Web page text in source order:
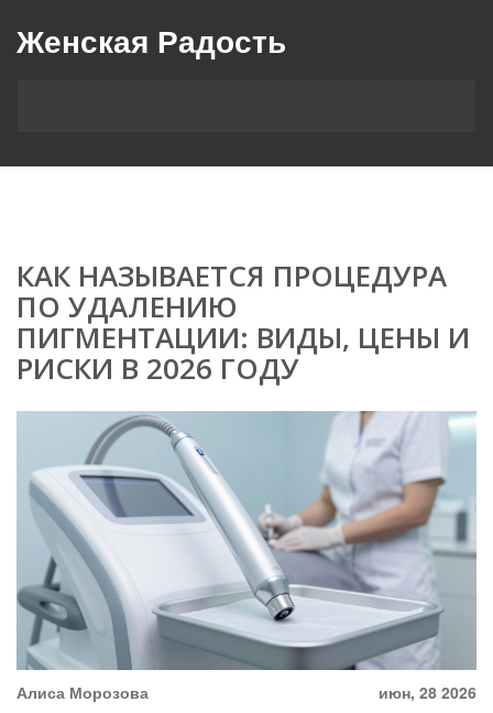
Женская Радость
КАК НАЗЫВАЕТСЯ ПРОЦЕДУРА
ПО УДАЛЕНИЮ
ПИГМЕНТАЦИИ: ВИДЫ, ЦЕНЫ И
РИСКИ В 2026 ГОДУ
Алиса Морозова
июн, 28 2026